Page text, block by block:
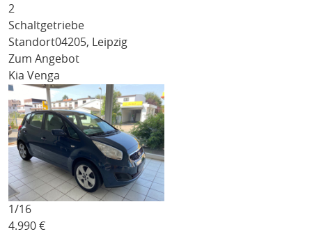
2
Schaltgetriebe
Standort04205, Leipzig
Zum Angebot
Kia Venga
1/16
4.990 €